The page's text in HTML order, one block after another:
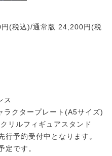
(税込)/通常版 24,200円(税
ス
クタープレート(A5サイズ)
リルフィギュアスタンド
予約受付中となります。
定です。